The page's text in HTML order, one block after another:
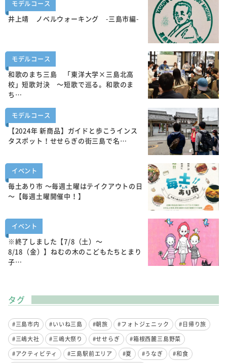
モデルコース
井上靖 ノベルウォーキング -三島市編-
モデルコース
和歌のまち三島 「東洋大学×三島北高
校」短歌対決 ～短歌で巡る。和歌のま
ち…
モデルコース
【2024年 新商品】ガイドと歩こうインス
タスポット！せせらぎの街三島で名…
イベント
毎土あり市 ～毎週土曜はテイクアウトの日
～【毎週土曜開催中！】
イベント
※終了しました【7/8（土）～
8/18（金）】ねむの木のこどもたちとまり
子…
タグ
#三島市内 #いいね三島 #朝旅 #フォトジェニック
#日帰り旅
#三嶋大社
#三嶋大祭り #せせらぎ
#箱根西麓三島野菜
#アクティビティ
#三島駅前エリア #夏 #うなぎ
#和食